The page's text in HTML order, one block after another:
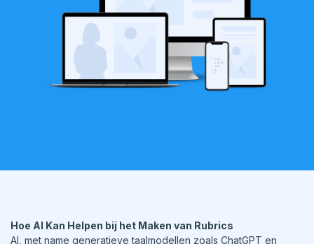
Hoe AI Kan Helpen bij het Maken van Rubrics
AI, met name generatieve taalmodellen zoals ChatGPT en